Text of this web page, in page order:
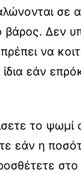
σε
Δεν
να
εάν
το
εάν η